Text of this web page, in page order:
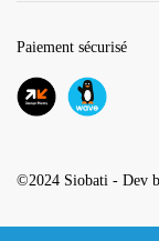
©2024 Siobati - Dev
Paiement sécurisé